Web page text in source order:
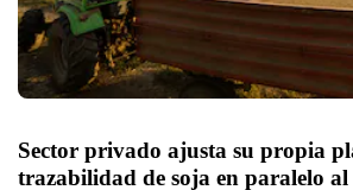
Sector privado ajusta su propia
trazabilidad de soja en paralelo al